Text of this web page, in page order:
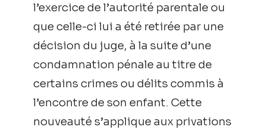
l’exercice de l’autorité parentale ou
que celle-ci lui a été retirée par une
décision du juge, à la suite d’une
condamnation pénale au titre de
certains crimes ou délits commis à
l’encontre de son enfant. Cette
nouveauté s’applique aux privations